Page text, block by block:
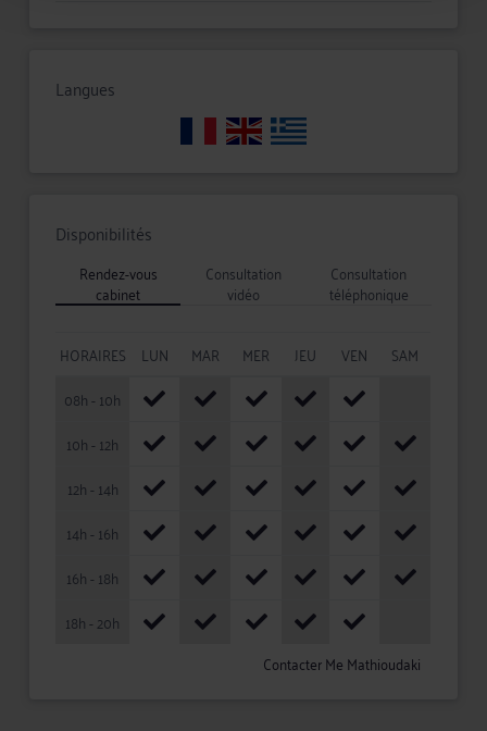
Langues
Disponibilités
Rendez-vous
cabinet
Consultation
vidéo
Consultation
téléphonique
HORAIRES LUN MAR MER JEU VEN
SAM
08h - 10h
10h - 12h
12h - 14h
14h - 16h
16h - 18h
18h - 20h
Contacter Me Mathioudaki